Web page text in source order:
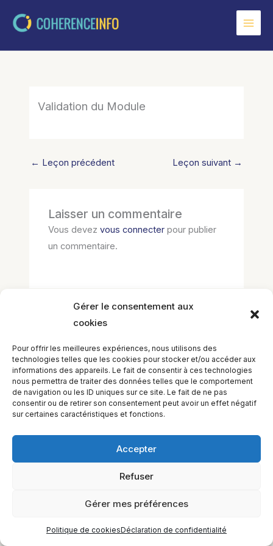
Gérer le consentement aux
cookies
Pour offrir les meilleures expériences, nous utilisons des
technologies telles que les cookies pour stocker et/ou accéder aux
informations des appareils. Le fait de consentir à ces technologies
nous permettra de traiter des données telles que le comportement
de navigation ou les ID uniques sur ce site. Le fait de ne pas
consentir ou de retirer son consentement peut avoir un effet négatif
sur certaines caractéristiques et fonctions.
Accepter
Refuser
Gérer mes préférences
Politique de cookiesDéclaration de confidentialité
Validation du Module
← Leçon précédent Leçon suivant →
Laisser un commentaire
Vous devezvous connecter pour publier
un commentaire.
EQUILIBIOS FORMATION Inc. 5748 9e Avenue, Montréal (QC)
H1Y 2J9 Canada